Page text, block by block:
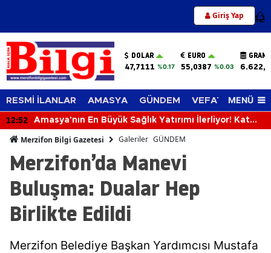
Giriş Yap 12
DOLAR
47,7111 %0.17
EURO
55,0387 %0.03
RESMİ İLANLAR AMASYA GÜNDEM VEFAT EDENLER
MENÜ
12:52
Amasya'nın En Büyük Sağlık Yatırımı İlerliyor! Kat
Merzifon Bilgi Gazetesi Galeriler GÜNDEM
Merzifon’da Manevi
Buluşma: Dualar Hep
Birlikte Edildi
Merzifon Belediye Başkan Yardımcısı Mustafa